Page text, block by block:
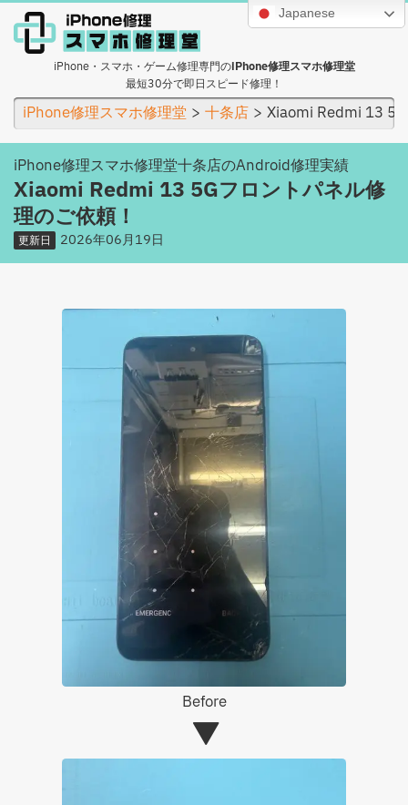
Japanese
iPhone・スマホ・ゲーム修理専門のiPhone修理スマホ修理堂
最短30分で即日スピード修理！
iPhone修理スマホ修理堂 十条店 Xiaomi Redmi 13
iPhone修理スマホ修理堂十条店のAndroid修理実績
Xiaomi Redmi 13 5Gフロントパネル修
理のご依頼！
更新日 2026年06月19日
Before